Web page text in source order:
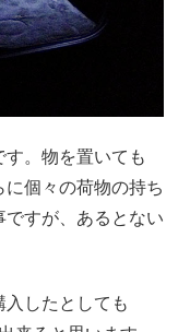
。物を置いても
個々の荷物の持ち
すが、あるとない
したとしても